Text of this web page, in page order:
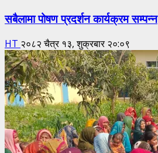
सबैलामा पोषण प्रदर्शन कार्यक्रम सम्पन्न
HT २०८२ चैत्र १३, शुक्रबार २०:०९